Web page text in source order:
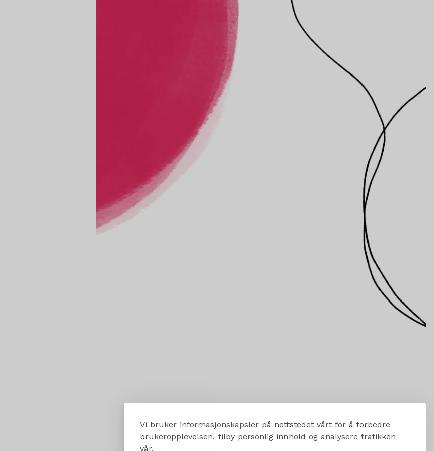
Vi bruker informasjonskapsler på nettstedet vårt for å forbedre
brukeropplevelsen, tilby personlig innhold og analysere trafikken
vår.